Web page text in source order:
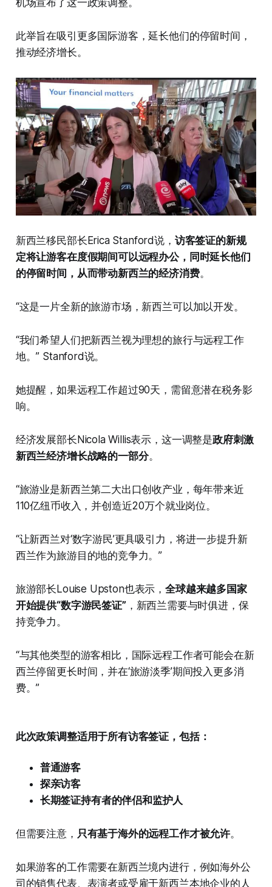
机场宣布了这一政策调整。
此举旨在吸引更多国际游客，延长他们的停留时间，
推动经济增长。
新西兰移民部长Erica Stanford说， 访客签证的新规
定将让游客在度假期间可以远程办公，同时延长他们
的停留时间，从而带动新西兰的经济消费。
“这是一片全新的旅游市场，新西兰可以加以开发。
“我们希望人们把新西兰视为理想的旅行与远程工作
地。” Stanford说。
她提醒，如果远程工作超过90天，需留意潜在税务影
响。
经济发展部长Nicola Willis表示，这一调整是政府刺激
新西兰经济增长战略的一部分。
“旅游业是新西兰第二大出口创收产业，每年带来近
110亿纽币收入，并创造近20万个就业岗位。
“让新西兰对‘数字游民’更具吸引力，将进一步提升新
西兰作为旅游目的地的竞争力。”
旅游部长Louise Upston也表示，全球越来越多国家
开始提供“数字游民签证” ，新西兰需要与时俱进，保
持竞争力。
“与其他类型的游客相比，国际远程工作者可能会在新
西兰停留更长时间，并在‘旅游淡季’期间投入更多消
费。”
此次政策调整适用于所有访客签证，包括：
普通游客
探亲访客
长期签证持有者的伴侣和监护人
但需要注意， 只有基于海外的远程工作才被允许。
如果游客的工作需要在新西兰境内进行，例如海外公
司的销售代表、表演者或受雇于新西兰本地企业的人